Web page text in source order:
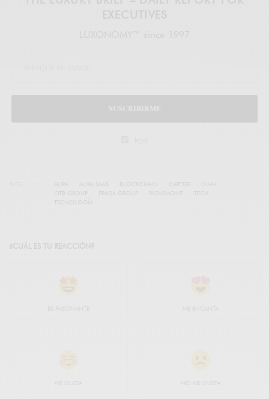
SUSCRIBIRME
AURA AURA SAAS BLOCKCHAIN CARTIER
LVMH
OTB GROUP
PRADA GROUP RICHEMONT
TECH
TECNOLOGÍA
¿CUÁL ES TU REACCIÓN?
ES FASCINANTE ME ENCANTA
ME GUSTA NO ME GUSTA